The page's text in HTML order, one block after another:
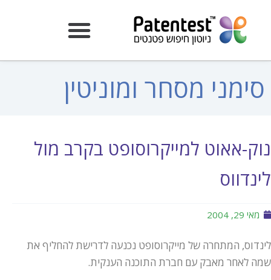
סימני מסחר ומוניטין
נוק-אאוט למייקרוסופט בקרב מול
לינדווס
מאי 29, 2004
לינדוס, המתחרה של מייקרוסופט נכנעה לדרישת להחליף את
שמה לאחר מאבק עם חברת התוכנה הענקית.